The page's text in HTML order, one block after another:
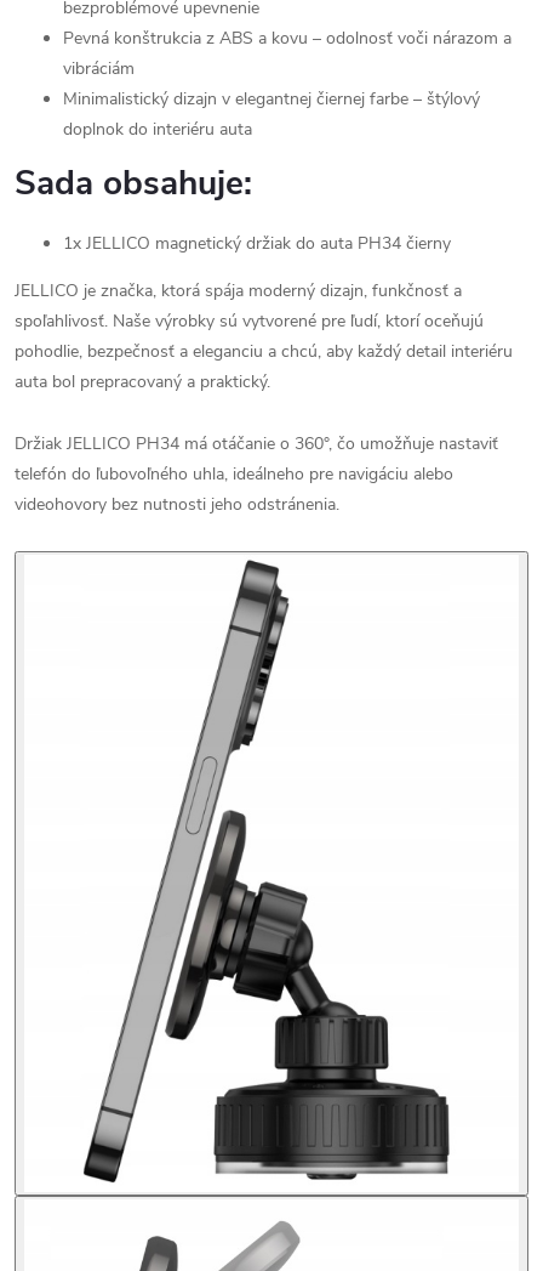
bezproblémové upevnenie
Pevná konštrukcia z ABS a kovu – odolnosť voči nárazom a
vibráciám
Minimalistický dizajn v elegantnej čiernej farbe – štýlový
doplnok do interiéru auta
Sada obsahuje:
1x JELLICO magnetický držiak do auta PH34 čierny
JELLICO je značka, ktorá spája moderný dizajn, funkčnosť a
spoľahlivosť. Naše výrobky sú vytvorené pre ľudí, ktorí oceňujú
pohodlie, bezpečnosť a eleganciu a chcú, aby každý detail interiéru
auta bol prepracovaný a praktický.
Držiak JELLICO PH34 má otáčanie o 360°, čo umožňuje nastaviť
telefón do ľubovoľného uhla, ideálneho pre navigáciu alebo
videohovory bez nutnosti jeho odstránenia.